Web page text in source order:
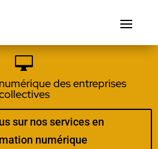

des entreprises
sur nos services en
numérique